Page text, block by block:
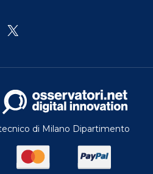
X
di Milano Dipartimento